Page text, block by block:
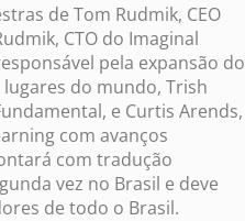
de Tom Rudmik, CEO
CTO do Imaginal
pela expansão do
do mundo, Trish
e Curtis Arends,
com avanços
com tradução
vez no Brasil e deve
de todo o Brasil.